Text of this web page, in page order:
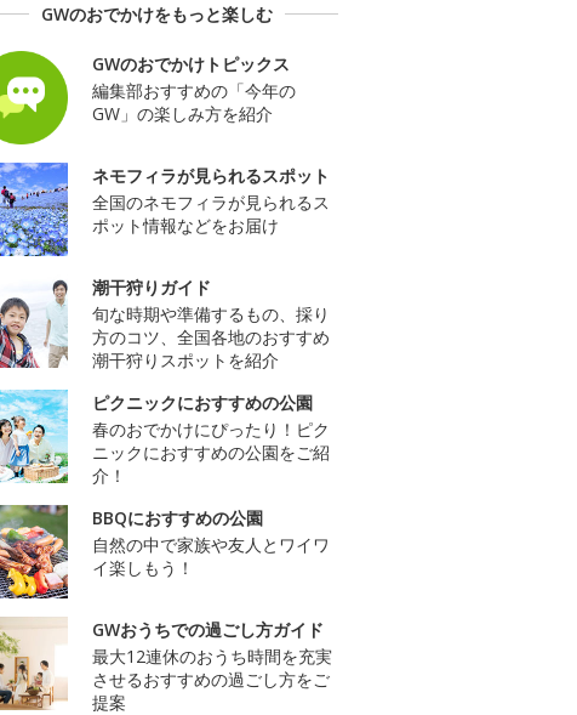
GWのおでかけをもっと楽しむ
GWのおでかけトピックス
編集部おすすめの「今年の
GW」の楽しみ方を紹介
ネモフィラが見られるスポット
全国のネモフィラが見られるス
ポット情報などをお届け
潮干狩りガイド
旬な時期や準備するもの、採り
方のコツ、全国各地のおすすめ
潮干狩りスポットを紹介
ピクニックにおすすめの公園
春のおでかけにぴったり！ピク
ニックにおすすめの公園をご紹
介！
BBQにおすすめの公園
自然の中で家族や友人とワイワ
イ楽しもう！
GWおうちでの過ごし方ガイド
最大12連休のおうち時間を充実
させるおすすめの過ごし方をご
提案